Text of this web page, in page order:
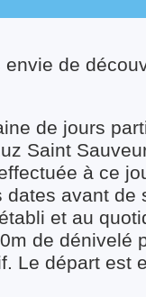
de
de jours
Saint
à ce
avant de
et au
de dénivelé
Le départ est